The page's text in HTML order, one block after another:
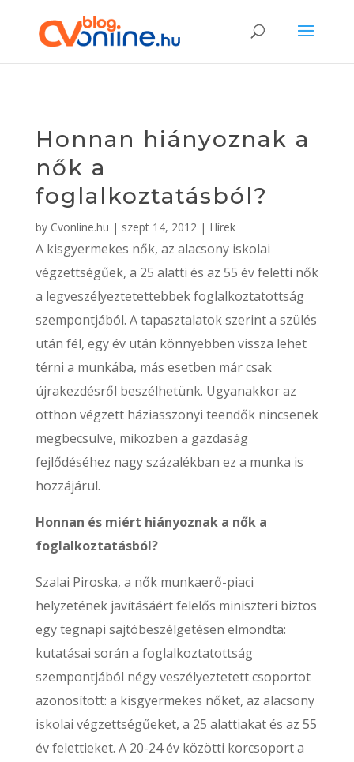
Honnan hiányoznak a
nők a
foglalkoztatásból?
by Cvonline.hu | szept 14, 2012| Hírek
A kisgyermekes nők, az alacsony iskolai
végzettségűek, a 25 alatti és az 55 év feletti nők
a legveszélyeztetettebbek foglalkoztatottság
szempontjából. A tapasztalatok szerint a szülés
után fél, egy év után könnyebben vissza lehet
térni a munkába, más esetben már csak
újrakezdésről beszélhetünk. Ugyanakkor az
otthon végzett háziasszonyi teendők nincsenek
megbecsülve, miközben a gazdaság
fejlődéséhez nagy százalékban ez a munka is
hozzájárul.
Honnan és miért hiányoznak a nők a
foglalkoztatásból?
Szalai Piroska, a nők munkaerő-piaci
helyzetének javításáért felelős miniszteri biztos
egy tegnapi sajtóbeszélgetésen elmondta:
kutatásai során a foglalkoztatottság
szempontjából négy veszélyeztetett csoportot
azonosított: a kisgyermekes nőket, az alacsony
iskolai végzettségűeket, a 25 alattiakat és az 55
év felettieket. A 20-24 év közötti korcsoport a